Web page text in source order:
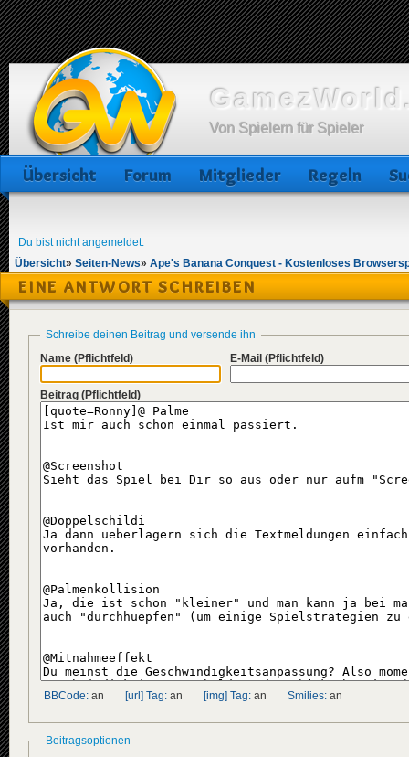
Von Spielern für Spieler
Übersicht Forum Mitglieder Regeln
Du bist nicht angemeldet.
Übersicht» Seiten-News» Ape's Banana Conquest - Kostenloses
EINE ANTWORT SCHREIBEN
Schreibe deinen Beitrag und versende ihn
Name (Pflichtfeld) E-Mail (Pflichtfeld)
Beitrag (Pflichtfeld)
BBCode: an [url] Tag: an [img] Tag: an Smilies: an
Beitragsoptionen